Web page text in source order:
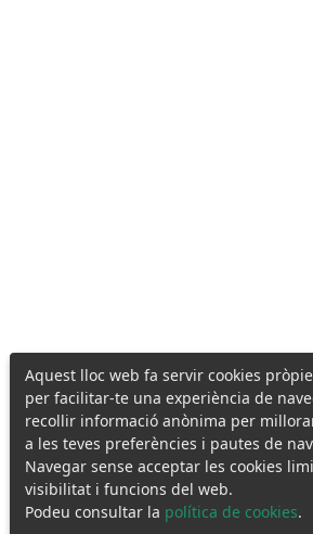
Aquest lloc web fa servir cookies
per facilitar-te una experiència de
recollir informació anònima per
a les teves preferències i pautes de
Navegar sense acceptar les cookies
visibilitat i funcions del web.
Podeu consultar la política de cookies.